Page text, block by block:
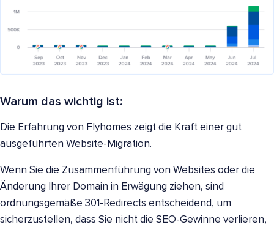
Warum das wichtig ist:
Die Erfahrung von Flyhomes zeigt die Kraft einer gut
ausgeführten Website-Migration.
Wenn Sie die Zusammenführung von Websites oder die
Änderung Ihrer Domain in Erwägung ziehen, sind
ordnungsgemäße 301-Redirects entscheidend, um
sicherzustellen, dass Sie nicht die SEO-Gewinne verlieren,